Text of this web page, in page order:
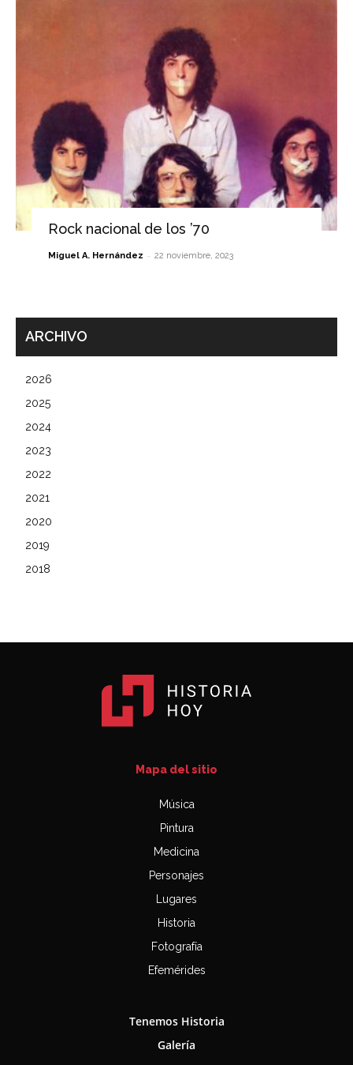
Rock nacional de los ’70
Miguel A. Hernández - 22 noviembre, 2023
ARCHIVO
2026
2025
2024
2023
2022
2021
2020
2019
2018
Mapa del sitio
Música
Pintura
Medicina
Personajes
Lugares
Historia
Fotografía
Efemérides
Tenemos Historia
Galería